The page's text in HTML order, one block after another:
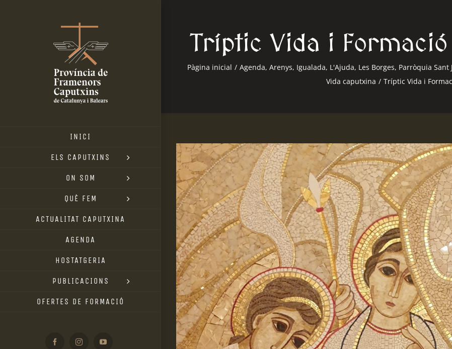
INICI
ELS CAPUTXINS
ON SOM
QUÈ FEM
ACTUALITAT CAPUTXINA
AGENDA
HOSTATGERIA
PUBLICACIONS
OFERTES DE FORMACIÓ
FacebookInstagramYouTube
Tríptic Vida i
Pàgina inicial / Agenda, Arenys, Igualada, L'Ajuda, Les Borges, Parròquia Sant
Vida caputxina / Tríptic Vida i
View
Larger
Image